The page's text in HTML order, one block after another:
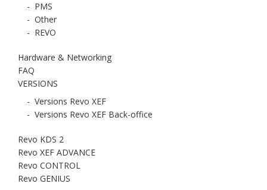
- PMS
- Other
- REVO
Hardware & Networking
FAQ
VERSIONS
- Versions Revo XEF
- Versions Revo XEF Back-office
Revo KDS 2
Revo XEF ADVANCE
Revo CONTROL
Revo GENIUS